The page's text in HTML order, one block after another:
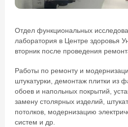
Отдел функциональных
лаборатория в Центре здоровья
вторник после проведения
Работы по ремонту и
штукатурки, демонтаж плитки из
обоев и напольных покрытий,
замену столярных изделий,
потолков, модернизацию
систем и др.